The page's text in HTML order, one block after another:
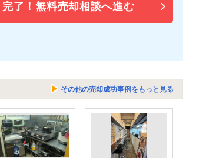
完了！無料売却相談へ進む
その他の売却成功事例をもっと見る